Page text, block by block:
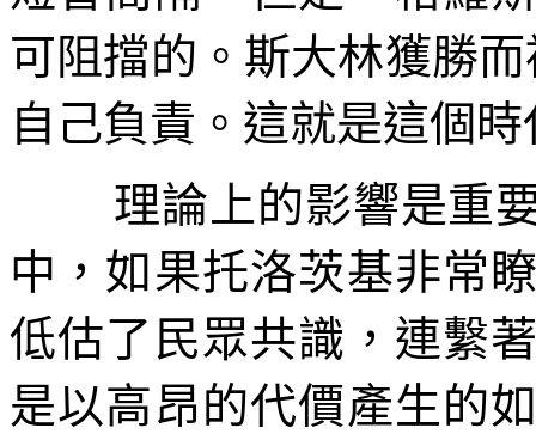
可阻擋的。斯大林獲勝
自己負責。這就是這個
理論上的影響是重
中，如果托洛茨基非常
低估了民眾共識，連繫
是以高昂的代價產生的